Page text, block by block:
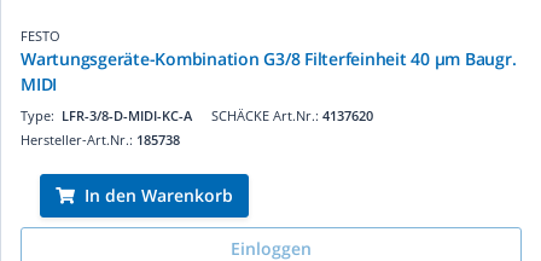
FESTO
Wartungsgeräte-Kombination G3/8 Filterfeinheit 40 µm Baugr.
MIDI
SCHÄCKE Art.Nr.: 4137620
Type: LFR-3/8-D-MIDI-KC-A
Hersteller-Art.Nr.: 185738
In den Warenkorb
Einloggen